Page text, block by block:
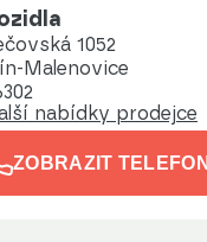
1052
Malenovice
nabídky prodejce
ZOBRAZIT TELEFON